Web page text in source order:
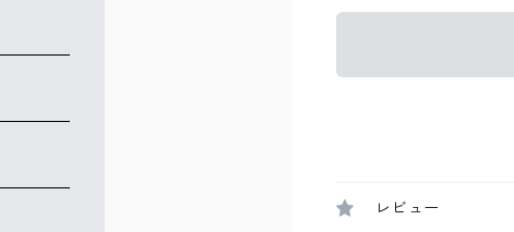
レビュー